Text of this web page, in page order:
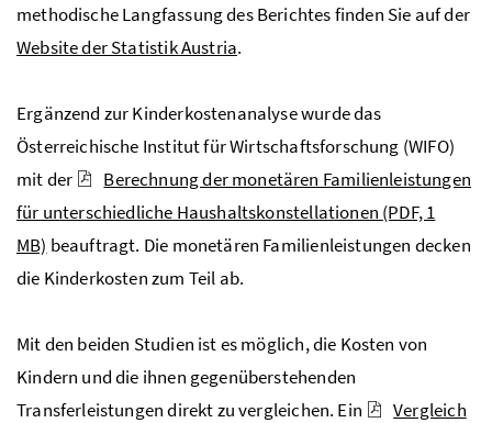
methodische Langfassung des Berichtes finden Sie auf der
Website der Statistik Austria.
Ergänzend zur Kinderkostenanalyse wurde das
Österreichische Institut für Wirtschaftsforschung (WIFO)
mit der
Berechnung der monetären Familienleistungen
für unterschiedliche Haushaltskonstellationen (PDF, 1
MB) beauftragt. Die monetären Familienleistungen decken
die Kinderkosten zum Teil ab.
Mit den beiden Studien ist es möglich, die Kosten von
Kindern und die ihnen gegenüberstehenden
Transferleistungen direkt zu vergleichen. Ein
Vergleich